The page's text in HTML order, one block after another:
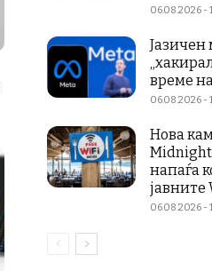
06.08.2026 -
Јазичен
време
06.08.2026 -
Нова
напаѓа
јавните
06.08.2026 -